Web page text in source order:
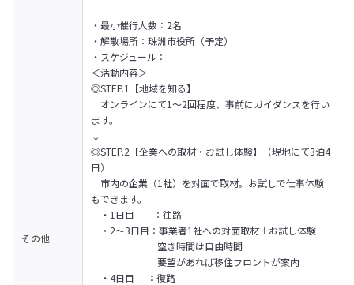
その他
・最小催行人数：2名
・解散場所：珠洲市役所（予定）
・スケジュール：
＜活動内容＞
◎STEP.1【地域を知る】
オンラインにて1～2回程度、事前にガイダンスを行い
ます。
↓
◎STEP.2【企業への取材・お試し体験】（現地にて3泊4
日）
市内の企業（1社）を対面で取材。お試しで仕事体験
もできます。
・1日目　   ：往路
・2～3日目：事業者1社への対面取材＋お試し体験
空き時間は自由時間
要望があれば移住フロントが案内
・4日目 　：復路